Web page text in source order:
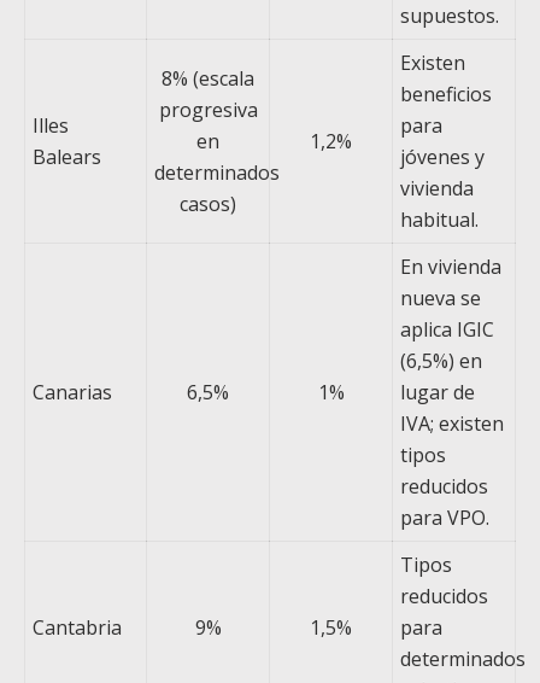
supuestos.
Illes
Balears
8% (escala
progresiva
en
determinados
casos)
1,2%
Existen
beneficios
para
jóvenes y
vivienda
habitual.
Canarias 6,5% 1%
En vivienda
nueva se
aplica IGIC
(6,5%) en
lugar de
IVA; existen
tipos
reducidos
para VPO.
Cantabria 9% 1,5%
Tipos
reducidos
para
determinados